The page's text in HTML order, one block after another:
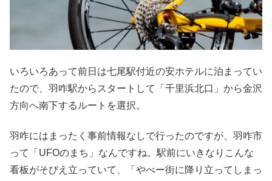
いろいろあって前日は七尾駅付近の安ホテルに泊まってい
たので、羽咋駅からスタートして「千里浜北口」から金沢
方向へ南下するルートを選択。
羽咋にはまったく事前情報なしで行ったのですが、羽咋市
って「UFOのまち」なんですね。駅前にいきなりこんな
看板がそびえ立っていて、「やべー街に降り立ってしまっ